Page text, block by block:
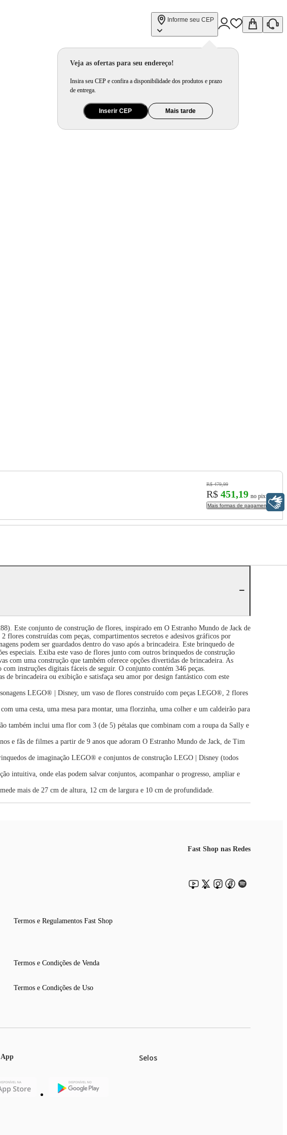
Informe seu CEP
Veja as ofertas para seu endereço!
Insira seu CEP e confira a disponibilidade dos produtos e prazo
de entrega.
Inserir CEP Mais tarde
R$ 479,99
R$ 451,19 no pix
Mais formas de pagamento
Este conjunto de construção de flores, inspirado em O Estranho Mundo de Jack de
construídas com peças, compartimentos secretos e adesivos gráficos por
podem ser guardados dentro do vaso após a brincadeira. Este brinquedo de
especiais. Exiba este vaso de flores junto com outros brinquedos de construção
com uma construção que também oferece opções divertidas de brincadeira. As
instruções digitais fáceis de seguir. O conjunto contém 346 peças.
brincadeira ou exibição e satisfaça seu amor por design fantástico com este
LEGO® | Disney, um vaso de flores construído com peças LEGO®, 2 flores
uma cesta, uma mesa para montar, uma florzinha, uma colher e um caldeirão para
também inclui uma flor com 3 (de 5) pétalas que combinam com a roupa da Sally e
e fãs de filmes a partir de 9 anos que adoram O Estranho Mundo de Jack, de Tim
de imaginação LEGO® e conjuntos de construção LEGO | Disney (todos
onde elas podem salvar conjuntos, acompanhar o progresso, ampliar e
mais de 27 cm de altura, 12 cm de largura e 10 cm de profundidade.
Termos e Regulamentos Fast Shop
Termos e Condições de Venda
Termos e Condições de Uso
Fast Shop nas Redes
App Selos
Libras